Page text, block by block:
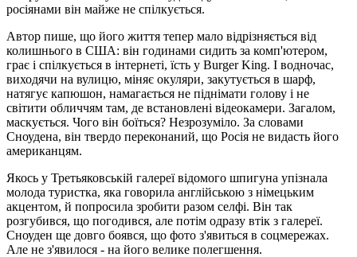
росіянами він майже не спілкується.
Автор пише, що його життя тепер мало відрізняється від
колишнього в США: він годинами сидить за комп'ютером,
грає і спілкується в інтернеті, їсть у Burger King. І водночас,
виходячи на вулицю, міняє окуляри, закутується в шарф,
натягує капюшон, намагається не піднімати голову і не
світити обличчям там, де встановлені відеокамери. Загалом,
маскується. Чого він боїться? Незрозуміло. За словами
Сноудена, він твердо переконаний, що Росія не видасть його
американцям.
Якось у Третьяковській галереї відомого шпигуна упізнала
молода туристка, яка говорила англійською з німецьким
акцентом, й попросила зробити разом селфі. Він так
розгубився, що погодився, але потім одразу втік з галереї.
Сноуден ще довго боявся, що фото з'явиться в соцмережах.
Але не з'явилося - на його велике полегшення.